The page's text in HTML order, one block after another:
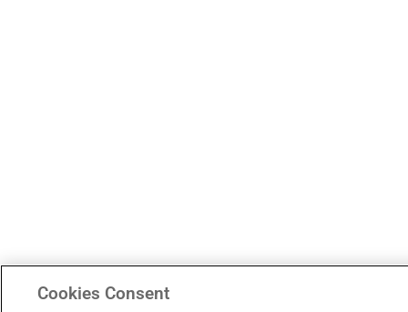
Cookies Consent